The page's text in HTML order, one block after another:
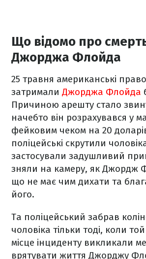
Що відомо про
Джорджа Флойда
25 травня американські
затримали Джорджа Флойда
Причиною арешту стало
начебто він розрахувався у
фейковим чеком на 20
поліцейські скрутили
застосували задушливий
зняли на камеру, як Джордж
що не має чим дихати та
його.
Та поліцейський забрав
чоловіка тільки тоді, коли
місце інциденту викликали
врятувати життя Джорджу